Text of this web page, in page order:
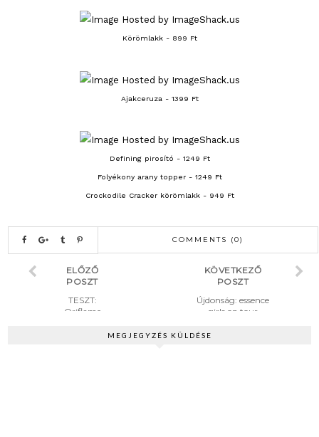
Körömlakk - 899 Ft
Ajakceruza - 1399 Ft
Defining pirosító - 1249 Ft
Folyékony arany topper - 1249 Ft
Crockodile Cracker körömlakk - 949 Ft
COMMENTS (0)
KÖVETKEZŐ
POSZT
Újdonság: essence
girls on tour
ELŐZŐ
POSZT
TESZT:
Oriflame
MultifunkciósMEGJEGYZÉS KÜLDÉSE